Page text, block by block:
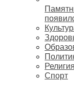
Религия
Спорт